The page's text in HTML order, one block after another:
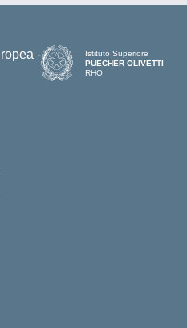
Istituto Superiore
PUECHER OLIVETTI
RHO